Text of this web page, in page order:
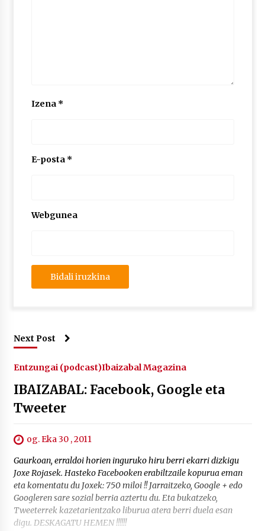
Izena *
E-posta *
Webgunea
Next Post
Entzungai (podcast)Ibaizabal Magazina
IBAIZABAL: Facebook, Google eta
Tweeter
og. Eka 30 , 2011
Gaurkoan, erraldoi horien inguruko hiru berri ekarri dizkigu
Joxe Rojasek. Hasteko Facebooken erabiltzaile kopurua eman
eta komentatu du Joxek: 750 miloi !! Jarraitzeko, Google + edo
Googleren sare sozial berria aztertu du. Eta bukatzeko,
Tweeterrek kazetarientzako liburua atera berri duela esan
digu. DESKAGATU HEMEN !!!!!!